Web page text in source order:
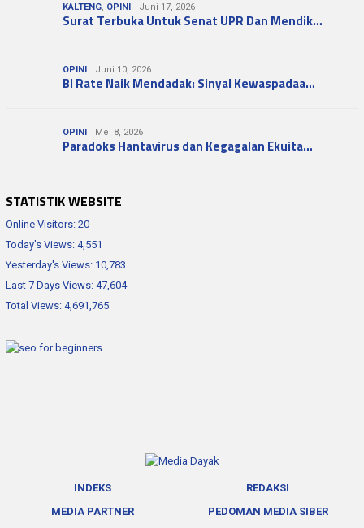
KALTENG, OPINI Juni 17, 2026
Surat Terbuka Untuk Senat UPR Dan Mendik…
OPINI Juni 10, 2026
BI Rate Naik Mendadak: Sinyal Kewaspadaa…
OPINI Mei 8, 2026
Paradoks Hantavirus dan Kegagalan Ekuita…
STATISTIK WEBSITE
Online Visitors: 20
Today's Views: 4,551
Yesterday's Views: 10,783
Last 7 Days Views: 47,604
Total Views: 4,691,765
INDEKS
REDAKSI
MEDIA PARTNER
PEDOMAN MEDIA SIBER